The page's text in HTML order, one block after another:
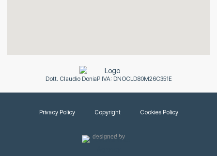
Dott. Claudio DoniaP.IVA: DNOCLD80M26C351E
Privacy Policy Copyright Cookies Policy
designed by